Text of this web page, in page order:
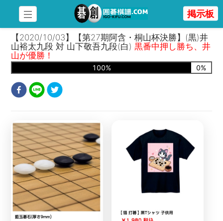
掲示板
【2020/10/03】【第27期阿含・桐山杯決勝】(黒)井
山裕太九段 対 山下敬吾九段(白)黒番中押し勝ち、井
山が優勝！
100% 0%